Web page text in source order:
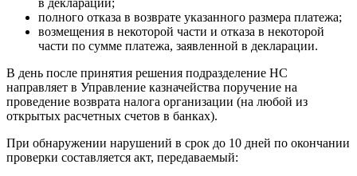
в декларации;
полного отказа в возврате указанного размера платежа;
возмещения в некоторой части и отказа в некоторой
части по сумме платежа, заявленной в декларации.
В день после принятия решения подразделение НС
направляет в Управление казначейства поручение на
проведение возврата налога организации (на любой из
открытых расчетных счетов в банках).
При обнаружении нарушений в срок до 10 дней по окончании
проверки составляется акт, передаваемый: